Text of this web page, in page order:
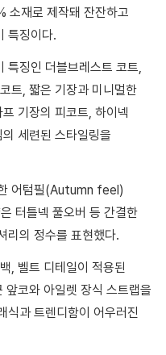
소재로 제작돼 잔잔하고
특징이다.
특징인 더블브레스트 코트,
트, 짧은 기장과 미니멀한
기장의 피코트, 하이넥
세련된 스타일링을
어텀필(Autumn feel)
터틀넥 풀오버 등 간결한
리의 정수를 표현했다.
, 벨트 디테일이 적용된
앞코와 아일렛 장식 스트랩을
식과 트렌디함이 어우러진